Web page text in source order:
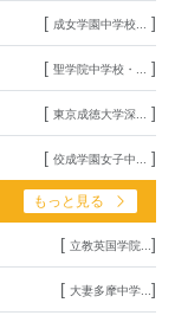
[ 成女学園中学校... ]
[ 聖学院中学校・... ]
[ 東京成徳大学深... ]
[ 佼成学園女子中... ]
もっと見る
[ 立教英国学院... ]
[ 大妻多摩中学... ]